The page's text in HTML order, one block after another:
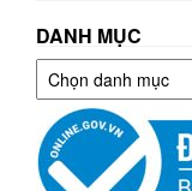
DANH MỤC
Danh
mục